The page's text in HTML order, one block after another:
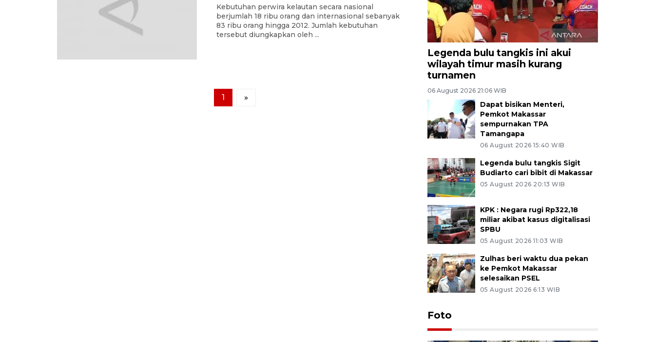
Kebutuhan perwira kelautan secara nasional
berjumlah 18 ribu orang dan internasional sebanyak
83 ribu orang hingga 2012. Jumlah kebutuhan
tersebut diungkapkan oleh ...
1 »
Legenda bulu tangkis ini akui
wilayah timur masih kurang
turnamen
06 August 2026 21:06 WIB
Dapat bisikan Menteri,
Pemkot Makassar
sempurnakan TPA
Tamangapa
06 August 2026 15:40 WIB
Legenda bulu tangkis Sigit
Budiarto cari bibit di Makassar
05 August 2026 20:13 WIB
KPK : Negara rugi Rp322,18
miliar akibat kasus digitalisasi
SPBU
05 August 2026 11:03 WIB
Zulhas beri waktu dua pekan
ke Pemkot Makassar
selesaikan PSEL
05 August 2026 6:13 WIB
Foto